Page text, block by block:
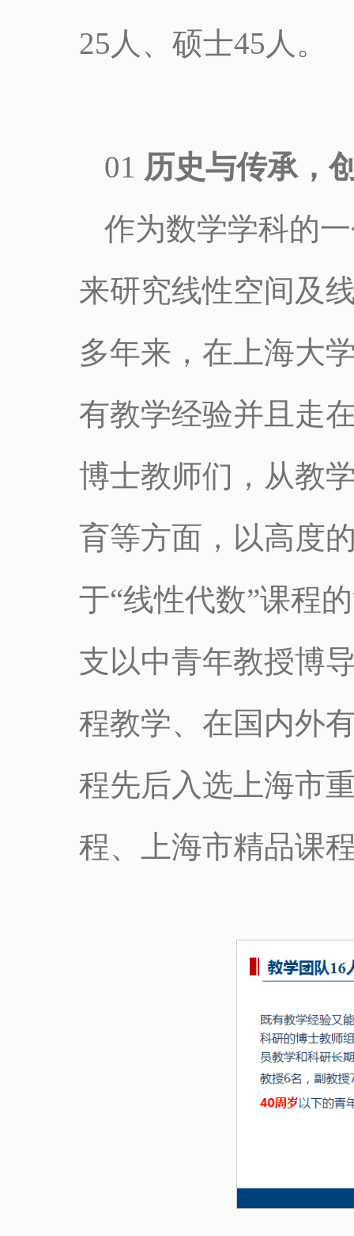
25人、硕士45人。
01 历史与传承，
作为数学学科的
来研究线性空间及
多年来，在上海大
有教学经验并且走
博士教师们，从教
育等方面，以高度
于“线性代数”课程
支以中青年教授博
程教学、在国内外
程先后入选上海市
程、上海市精品课